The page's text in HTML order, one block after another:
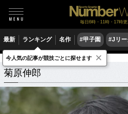
毎日6時・11時・17時更
最新 ランキング 名作 #甲子園 #Jリー
菊原伸郎 関連記事
菊原伸郎
今人気の記事が競技ごとに探せます ×